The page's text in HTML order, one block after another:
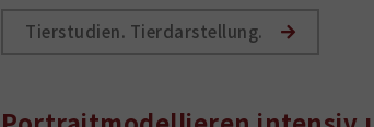
Tierstudien. Tierdarstellung.